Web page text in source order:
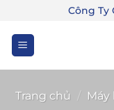
dung
Công Ty
Trang chủ / Máy